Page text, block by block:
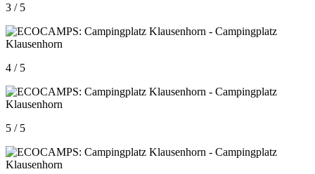
3 / 5
4 / 5
5 / 5